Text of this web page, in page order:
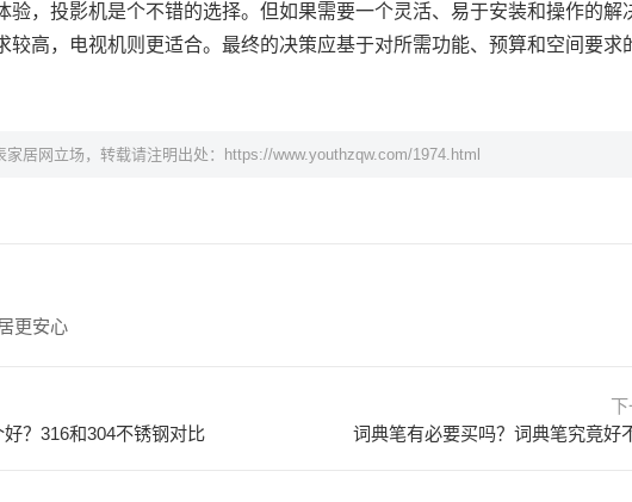
验，投影机是个不错的选择。但如果需要一个灵活、易于安装和操作的解
较高，电视机则更适合。最终的决策应基于对所需功能、预算和空间要求
居网立场，转载请注明出处： https://www.youthzqw.com/1974.html
更安心
？316和304不锈钢对比
词典笔有必要买吗？词典笔究竟好